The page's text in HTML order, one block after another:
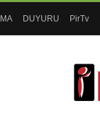
DUYURU PirTv